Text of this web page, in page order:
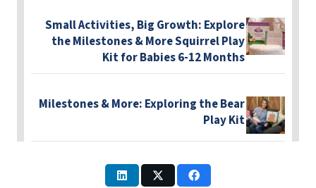
Small Activities, Big Growth: Explore
the Milestones & More Squirrel Play
Kit for Babies 6-12 Months
Milestones & More: Exploring the Bear
Play Kit